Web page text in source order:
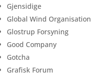
Gjensidige
Global Wind Organisation
Glostrup Forsyning
Good Company
Gotcha
Grafisk Forum